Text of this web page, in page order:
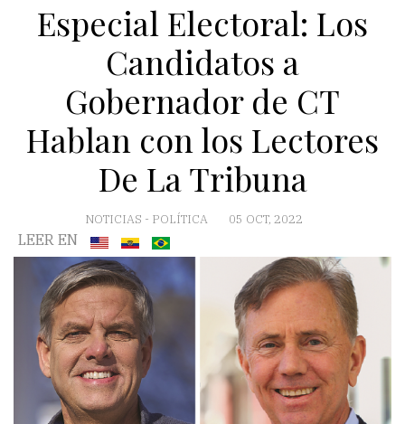
Especial Electoral: Los
Candidatos a
Gobernador de CT
Hablan con los Lectores
De La Tribuna
NOTICIAS - POLÍTICA 05 OCT, 2022
LEER EN